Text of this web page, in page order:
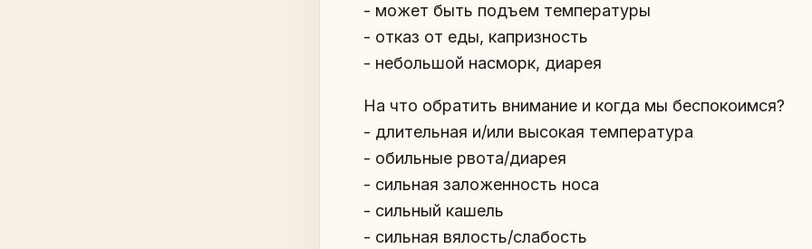
- может быть подъем температуры
- отказ от еды, капризность
- небольшой насморк, диарея
На что обратить внимание и когда мы беспокоимся?
- длительная и/или высокая температура
- обильные рвота/диарея
- сильная заложенность носа
- сильный кашель
- сильная вялость/слабость